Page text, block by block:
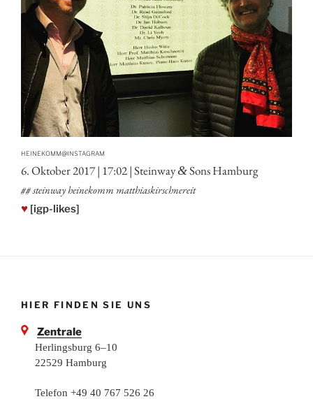
HEINEKOMM@INSTAGRAM
6. Okto­ber 2017 | 17:02 | Stein­way&Sons Hamburg
## stein­way hei­ne­komm matthiaskirschnereit
♥ [igp-likes]
HIER FINDEN SIE UNS
Zentrale
Herlingsburg 6–10
22529 Hamburg
Telefon +49 40 767 526 26